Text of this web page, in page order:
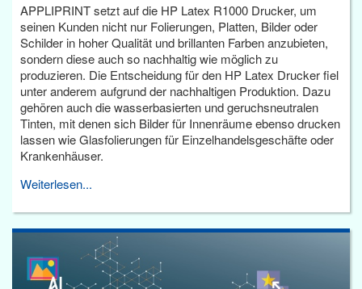
APPLIPRINT setzt auf die HP Latex R1000 Drucker, um
seinen Kunden nicht nur Folierungen, Platten, Bilder oder
Schilder in hoher Qualität und brillanten Farben anzubieten,
sondern diese auch so nachhaltig wie möglich zu
produzieren. Die Entscheidung für den HP Latex Drucker fiel
unter anderem aufgrund der nachhaltigen Produktion. Dazu
gehören auch die wasserbasierten und geruchsneutralen
Tinten, mit denen sich Bilder für Innenräume ebenso drucken
lassen wie Glasfolierungen für Einzelhandelsgeschäfte oder
Krankenhäuser.
Weiterlesen...